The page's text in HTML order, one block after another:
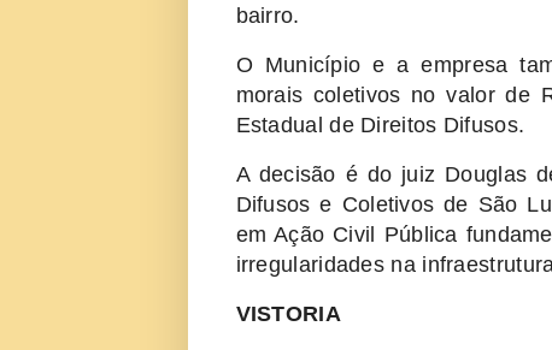
bairro.
O Município e a empresa
morais coletivos no valor de
Estadual de Direitos Difusos.
A decisão é do juiz Douglas
Difusos e Coletivos de São
em Ação Civil Pública
irregularidades na
VISTORIA